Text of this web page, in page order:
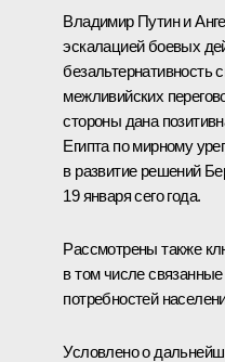
Владимир Путин и
эскалацией боевых
безальтернативность
межливийских
стороны дана
Египта по мирному
в развитие решений
19 января сего года.
Рассмотрены также
в том числе
потребностей
Условлено о